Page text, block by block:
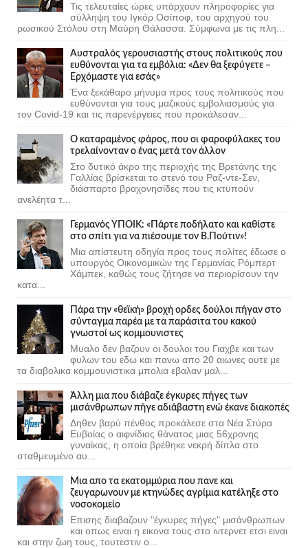
Τις τελευταίες ώρες υπάρχουν πληροφορίες για
σύλληψη του Ιγκόρ Οσίποφ, του αρχηγού του
ρωσικού Στόλου στη Μαύρη Θάλασσα. Σύμφωνα με τις πλη...
Αυστραλός γερουσιαστής στους πολιτικούς που
ευθύνονται για τα εμβόλια: «Δεν θα ξεφύγετε –
Ερχόμαστε για εσάς»
Ένα ξεκάθαρο μήνυμα προς τους πολιτικούς που
ευθύνονται για τους μαζικούς εμβολιασμούς για
τον Covid-19 και τις παρενέργειες που προκάλεσαν...
Ο καταραμένος φάρος, που οι φαροφύλακες του
τρελαίνονταν ο ένας μετά τον άλλον
Στο δυτικό άκρο της περιοχής της Βρετάνης της
Γαλλίας βρίσκεται το στενό του Ραζ-ντε-Σεν,
διάσπαρτο βραχονησίδες που τις κτυπούν
ανελέητα τ...
Γερμανός ΥΠΟΙΚ: «Πάρτε ποδήλατο και καθίστε
στο σπίτι για να πιέσουμε τον Β.Πούτιν»!
Μια απίστευτη οδηγία προς τους πολίτες έδωσε ο
υπουργός Οικονομικών της Γερμανίας Ρόμπερτ
Χάμπεκ, καθώς τους ζήτησε να περιορίσουν την
κατα...
Πάρα την «θεϊκή» βροχή ορδες δούλοι πήγαν στο
σύνταγμα παρέα με τα παράσιτα του κακού
γνωστοί ως κομμουνιστες
Μυαλο δεν βαζουν οι δουλοι του Γιαχβε και των
φυλων του εδω και πανω απο 20 αιωνες ουτε με
τα διαβολικα κομμουνιστικα μπολια εβαλαν μαλ...
Άλλη μια που διάβαζε έγκυρες πήγες των
μισάνθρωπων πήγε αδιάβαστη ενώ έκανε διακοπές
Δηθεν βαρύ πένθος προκάλεσε στα Νέα Στύρα
Ευβοίας ο αιφνίδιος θάνατος μιας 56χρονης
γυναίκας, η οποία βρέθηκε νεκρή δίπλα στο
σταθμευμένο αυ...
Μια απο τα εκατομμύρια που πανε και
ζευγαρωνουν με κτηνώδες αγρίμια κατέληξε στο
νοσοκομείο
Επισης διαβαζουν "έγκυρες πήγες" μισάνθρωπων
και οπως ειναι η εικονα τους στο ιντερνετ ετσι ειναι
και στην ζωη τους, τουτεστιν ο...